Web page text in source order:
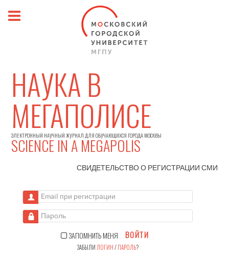
НАУКА В
МЕГАПОЛИСЕ
ЭЛЕКТРОННЫЙ НАУЧНЫЙ ЖУРНАЛ ДЛЯ ОБУЧАЮЩИХСЯ ГОРОДА МОСКВЫ
SCIENCE IN A MEGAPOLIS
СВИДЕТЕЛЬСТВО О РЕГИСТРАЦИИСМИ
Email при регистрации
Пароль
ЗАПОМНИТЬ МЕНЯ ВОЙТИ
ЗАБЫЛИ ЛОГИН/ПАРОЛЬ?